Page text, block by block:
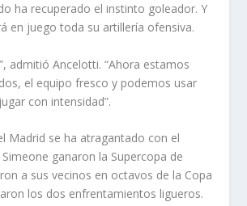
ha recuperado el instinto goleador. Y
en juego toda su artillería ofensiva.
admitió Ancelotti. “Ahora estamos
el equipo fresco y podemos usar
con intensidad”.
Madrid se ha atragantado con el
ganaron la Supercopa de
a sus vecinos en octavos de la Copa
los dos enfrentamientos ligueros.